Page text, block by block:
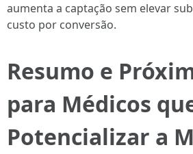
aumenta a captação sem elevar
custo por conversão.
Resumo e
para Médicos
Potencializar a